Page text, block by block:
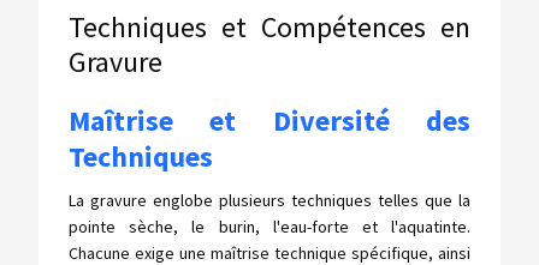
Techniques et Compétences en
Gravure
Maîtrise et Diversité des
Techniques
La gravure englobe plusieurs techniques telles que la
pointe sèche, le burin, l'eau-forte et l'aquatinte.
Chacune exige une maîtrise technique spécifique, ainsi